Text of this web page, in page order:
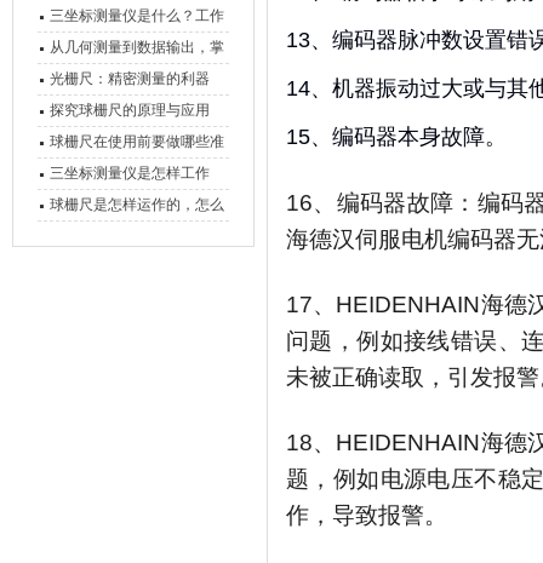
三坐标测量仪是什么？工作
原理、分类与核心功能一次
讲清
从几何测量到数据输出，掌
握万濠影像测量仪的六大核
心能力
光栅尺：精密测量的利器
探究球栅尺的原理与应用
球栅尺在使用前要做哪些准
备工作？
三坐标测量仪是怎样工作
的，功能有什么优势？
球栅尺是怎样运作的，怎么
13、编码器脉冲数设置错
14、机器振动过大或与其
15、编码器本身故障。
16、编码器故障：编码
海德汉伺服电机编码器
17、 HEIDENHAIN海德
问题，例如接线错误、
未被正确读取，引发报
18、 HEIDENHAIN海德
题，例如电源电压不稳
作，导致报警。